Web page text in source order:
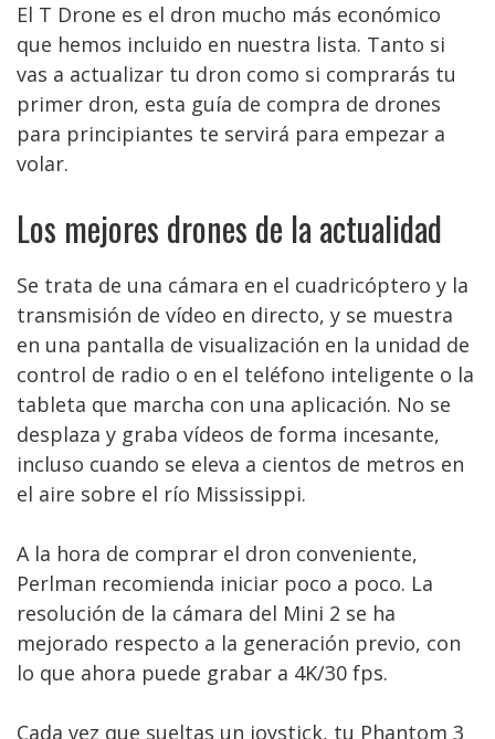
El T Drone es el dron mucho más económico
que hemos incluido en nuestra lista. Tanto si
vas a actualizar tu dron como si comprarás tu
primer dron, esta guía de compra de drones
para principiantes te servirá para empezar a
volar.
Los mejores drones de la actualidad
Se trata de una cámara en el cuadricóptero y la
transmisión de vídeo en directo, y se muestra
en una pantalla de visualización en la unidad de
control de radio o en el teléfono inteligente o la
tableta que marcha con una aplicación. No se
desplaza y graba vídeos de forma incesante,
incluso cuando se eleva a cientos de metros en
el aire sobre el río Mississippi.
A la hora de comprar el dron conveniente,
Perlman recomienda iniciar poco a poco. La
resolución de la cámara del Mini 2 se ha
mejorado respecto a la generación previo, con
lo que ahora puede grabar a 4K/30 fps.
Cada vez que sueltas un joystick, tu Phantom 3